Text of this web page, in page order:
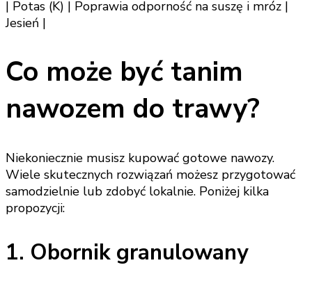
| Potas (K) | Poprawia odporność na suszę i mróz |
Jesień |
Co może być tanim
nawozem do trawy?
Niekoniecznie musisz kupować gotowe nawozy.
Wiele skutecznych rozwiązań możesz przygotować
samodzielnie lub zdobyć lokalnie. Poniżej kilka
propozycji:
1. Obornik granulowany